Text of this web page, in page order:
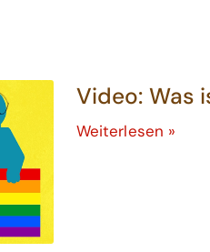
Video: Was
Weiterlesen »